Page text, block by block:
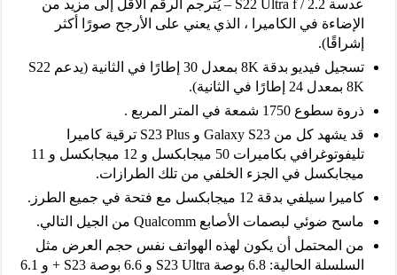
عدسة S22 Ultra f / 2.2 – يُترجم الرقم الأقل إلى مزيد من
الإضاءة في الكاميرا ، الذي يعني على الأرجح صورًا أكثر
إشراقًا).
تسجيل فيديو بدقة 8K بمعدل 30 إطارًا في الثانية (يدعم S22
8K بمعدل 24 إطارًا في الثانية).
ذروة سطوع 1750 شمعة في المتر المربع .
قد يشهد كل من Galaxy S23 و S23 Plus ترقية كاميرا
تليفوتوغرافي بكاميرات 50 ميجابكسل و 12 ميجابكسل و 11
ميجابكسل في الجزء الخلفي من تلك الطرازات.
كاميرا سيلفي بدقة 12 ميجابكسل مع فتحة في جميع الطرز.
ماسح ضوئي لبصمات الأصابع Qualcomm من الجيل التالي.
من المحتمل أن يكون لهذه الهواتف نفس حجم العرض مثل
السلسلة الحالية: 6.8 بوصة S23 Ultra و 6.6 بوصة S23 + و 6.1